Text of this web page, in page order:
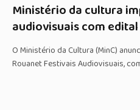
Ministério da cultura
audiovisuais com
O Ministério da Cultura (MinC)
Rouanet Festivais Audiovisuais,